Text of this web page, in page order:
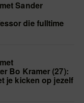
Sander
die fulltime
Bo Kramer (27):
je kicken op jezelf